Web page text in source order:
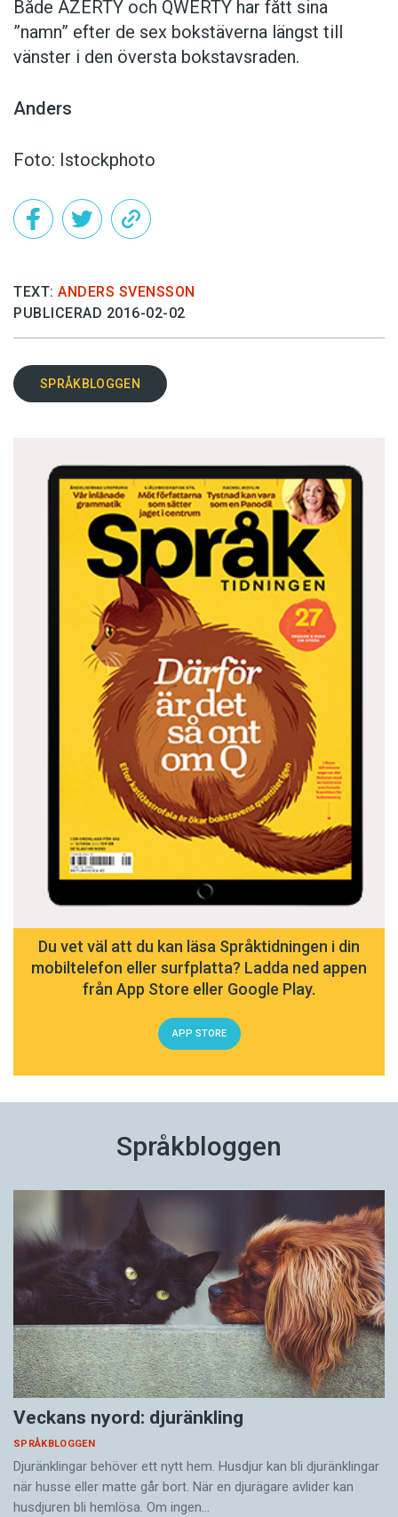
Både AZERTY och QWERTY har fått sina
”namn” efter de sex bokstäverna längst till
vänster i den översta bokstavsraden.
Anders
Foto: Istockphoto
TEXT: ANDERS SVENSSON
PUBLICERAD 2016-02-02
SPRÅKBLOGGEN
Du vet väl att du kan läsa Språktidningen i din
mobiltelefon eller surfplatta? Ladda ned appen
från App Store eller Google Play.
APP STORE
Språkbloggen
Veckans nyord: djuränkling
SPRÅKBLOGGEN
Djuränklingar behöver ett nytt hem. Husdjur kan bli djuränklingar
när husse eller matte går bort. När en djurägare avlider kan
husdjuren bli hemlösa. Om ingen…